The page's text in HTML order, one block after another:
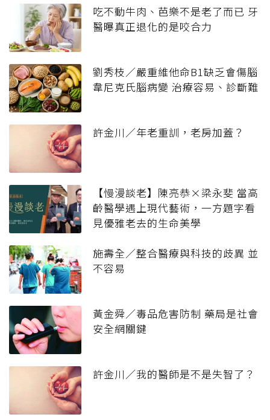
吃不動牛肉、芭樂不是老了而已 牙
醫曝真正退化的是咬合力
劉秀枝／嚴重維他命B1缺乏會傷腦
韋尼克氏腦病變 治療容易、診斷難
許金川／年老重訓，老房加蓋？
【慢漫談老】陳亮恭×梁永斐 當高
齡醫學遇上現代藝術，一方題字看
見優雅老去的生命美學
施壽全／整合醫療與科技的歧異 並
不容易
黃金舜／毒品危害防制 藥局是社會
安全網關鍵
許金川／我的醫師是不是失智了？